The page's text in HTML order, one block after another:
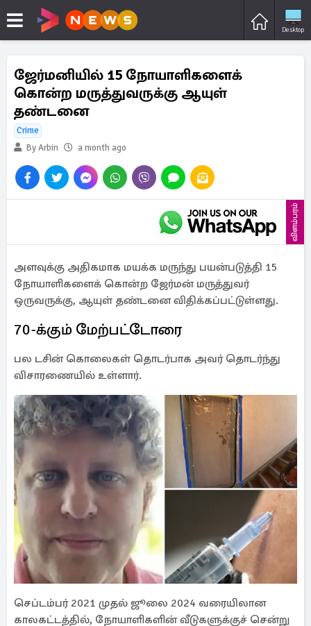
Desktop
ஜேர்மனியில் 15 நோயாளிகளைக்
கொன்ற மருத்துவருக்கு ஆயுள்
தண்டனை
Crime
By Arbin
a month ago
விளம்பரம்
அளவுக்கு அதிகமாக மயக்க மருந்து பயன்படுத்தி 15
நோயாளிகளைக் கொன்ற ஜேர்மன் மருத்துவர்
ஒருவருக்கு, ஆயுள் தண்டனை விதிக்கப்பட்டுள்ளது.
70-க்கும் மேற்பட்டோரை
பல டசின் கொலைகள் தொடர்பாக அவர் தொடர்ந்து
விசாரணையில் உள்ளார்.
செப்டம்பர் 2021 முதல் ஜூலை 2024 வரையிலான
காலகட்டத்தில், நோயாளிகளின் வீடுகளுக்குச் சென்று